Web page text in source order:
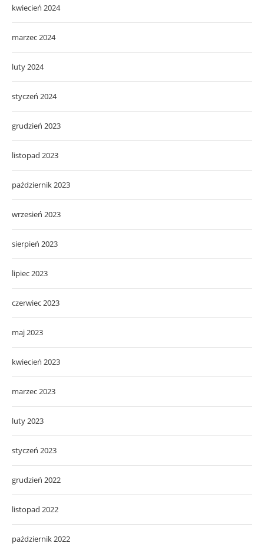
kwiecień 2024
marzec 2024
luty 2024
styczeń 2024
grudzień 2023
listopad 2023
październik 2023
wrzesień 2023
sierpień 2023
lipiec 2023
czerwiec 2023
maj 2023
kwiecień 2023
marzec 2023
luty 2023
styczeń 2023
grudzień 2022
listopad 2022
październik 2022